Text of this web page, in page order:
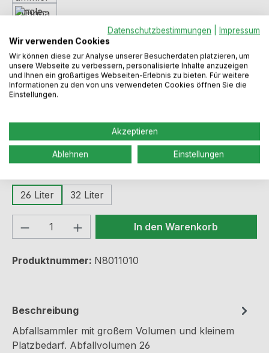
Regulärer Preis:
112,49 €
Sofort verfügbar, Lieferzeit: 2-4 Werktage
26 Liter
32 Liter
Produkt Anzahl: Gib denIn den Warenkorb
Produktnummer: N8011010
Beschreibung
Abfallsammler mit großem Volumen und kleinem
Platzbedarf. Abfallvolumen 26
Datenschutzbestimmungen
Impressum
Wir verwenden Cookies
Wir können diese zur Analyse unserer Besucherdaten platzieren, um
unsere Webseite zu verbessern, personalisierte Inhalte anzuzeigen
und Ihnen ein großartiges Webseiten-Erlebnis zu bieten. Für weitere
Informationen zu den von uns verwendeten Cookies öffnen Sie die
Einstellungen.
Akzeptieren
Ablehnen Einstellungen